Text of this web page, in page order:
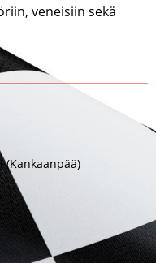
veneisiin sekä
(Kankaanpää)